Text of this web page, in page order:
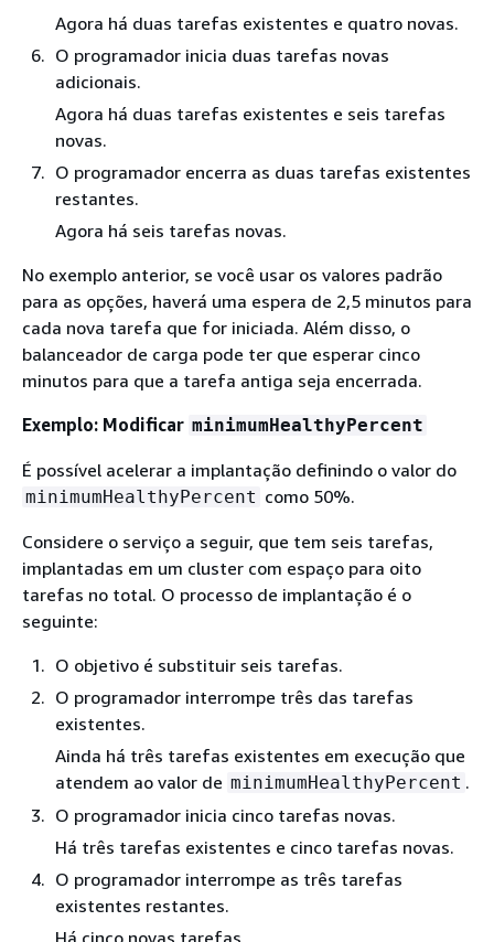
Agora há duas tarefas existentes e quatro novas.
O programador inicia duas tarefas novas
adicionais.
Agora há duas tarefas existentes e seis tarefas
novas.
O programador encerra as duas tarefas existentes
restantes.
Agora há seis tarefas novas.
No exemplo anterior, se você usar os valores padrão
para as opções, haverá uma espera de 2,5 minutos para
cada nova tarefa que for iniciada. Além disso, o
balanceador de carga pode ter que esperar cinco
minutos para que a tarefa antiga seja encerrada.
Exemplo: Modificar minimumHealthyPercent
É possível acelerar a implantação definindo o valor do
minimumHealthyPercent como 50%.
Considere o serviço a seguir, que tem seis tarefas,
implantadas em um cluster com espaço para oito
tarefas no total. O processo de implantação é o
seguinte:
O objetivo é substituir seis tarefas.
O programador interrompe três das tarefas
existentes.
Ainda há três tarefas existentes em execução que
atendem ao valor de minimumHealthyPercent .
O programador inicia cinco tarefas novas.
Há três tarefas existentes e cinco tarefas novas.
O programador interrompe as três tarefas
existentes restantes.
Há cinco novas tarefas